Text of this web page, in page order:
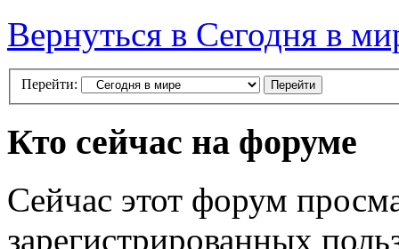
Вернуться в Сегодня в
Перейти:
Кто сейчас на форуме
Сейчас этот форум
зарегистрированных